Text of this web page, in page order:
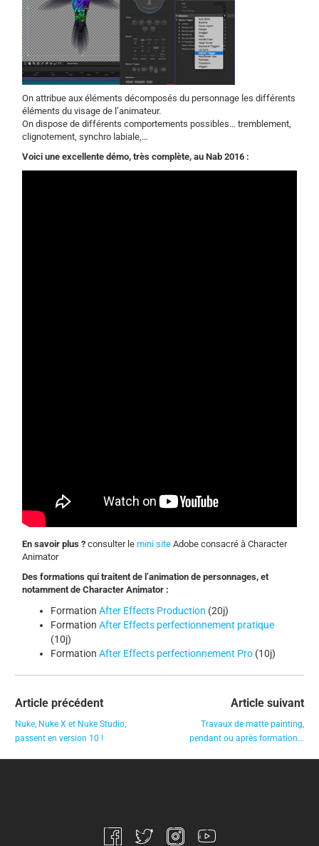
On attribue aux éléments décomposés du personnage les différents
éléments du visage de l’animateur.
On dispose de différents comportements possibles… tremblement,
clignotement, synchro labiale,…
Voici une excellente démo, très complète, au Nab 2016 :
En savoir plus ? consulter lemini site Adobe consacré à Character
Animator
Des formations qui traitent de l’animation de personnages, et
notamment de Character Animator :
FormationAfter Effects Production (20j)
FormationAfter Effects perfectionnement pratique
(10j)
FormationAfter Effects perfectionnement Pro (10j)
Article précédent
Nuke, Nuke X et Nuke Studio,
passent en version 10 !
Article suivant
Travaux de matte painting,
pendant ou après formation...